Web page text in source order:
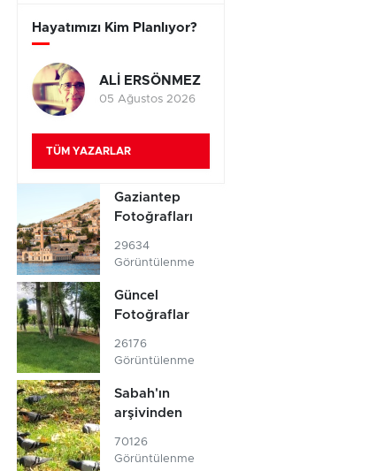
Hayatımızı Kim Planlıyor?
ALİ ERSÖNMEZ
05 Ağustos 2026
TÜM YAZARLAR
Gaziantep
Fotoğrafları
29634
Görüntülenme
Güncel
Fotoğraflar
26176
Görüntülenme
Sabah'ın
arşivinden
70126
Görüntülenme